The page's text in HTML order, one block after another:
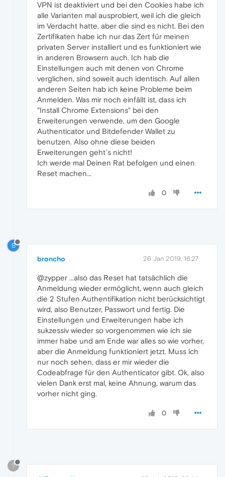
VPN ist deaktiviert und bei den Cookies habe ich
alle Varianten mal ausprobiert, weil ich die gleich
im Verdacht hatte, aber die sind es nicht. Bei den
Zertifikaten habe ich nur das Zert für meinen
privaten Server installiert und es funktioniert wie
in anderen Browsern auch. Ich hab die
Einstellungen auch mit denen von Chrome
verglichen, sind soweit auch identisch. Auf allen
anderen Seiten hab ich keine Probleme beim
Anmelden. Was mir noch einfällt ist, dass ich
"Install Chrome Extensions" bei den
Erweiterungen verwende, um den Google
Authenticator und Bitdefender Wallet zu
benutzen. Also ohne diese beiden
Erweiterungen geht`s nicht!
Ich werde mal Deinen Rat befolgen und einen
Reset machen...
0
B
broncho 26 Jan 2019, 16:27
@zypper ...also das Reset hat tatsächlich die
Anmeldung wieder ermöglicht, wenn auch gleich
die 2 Stufen Authentifikation nicht berücksichtigt
wird, also Benutzer, Passwort und fertig. Die
Einstellungen und Erweiterungen habe ich
sukzessiv wieder so vorgenommen wie ich sie
immer habe und am Ende war alles so wie vorher,
aber die Anmeldung funktioniert jetzt. Muss ich
nur noch sehen, dass er mir wieder die
Codeabfrage für den Authenticator gibt. Ok, also
vielen Dank erst mal, keine Ahnung, warum das
vorher nicht ging.
0
?